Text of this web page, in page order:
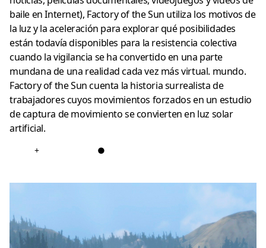
baile en Internet), Factory of the Sun utiliza los motivos de
la luz y la aceleración para explorar qué posibilidades
están todavía disponibles para la resistencia colectiva
cuando la vigilancia se ha convertido en una parte
mundana de una realidad cada vez más virtual. mundo.
Factory of the Sun cuenta la historia surrealista de
trabajadores cuyos movimientos forzados en un estudio
de captura de movimiento se convierten en luz solar
artificial.
+ ●